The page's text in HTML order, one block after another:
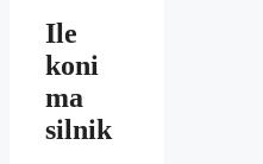
Ile
koni
ma
silnik